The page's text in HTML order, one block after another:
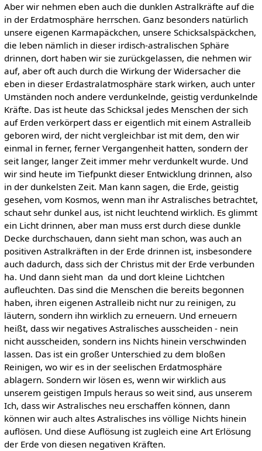
Aber wir nehmen eben auch die dunklen Astralkräfte auf die
in der Erdatmosphäre herrschen. Ganz besonders natürlich
unsere eigenen Karmapäckchen, unsere Schicksalspäckchen,
die leben nämlich in dieser irdisch-astralischen Sphäre
drinnen, dort haben wir sie zurückgelassen, die nehmen wir
auf, aber oft auch durch die Wirkung der Widersacher die
eben in dieser Erdastralatmosphäre stark wirken, auch unter
Umständen noch andere verdunkelnde, geistig verdunkelnde
Kräfte. Das ist heute das Schicksal jedes Menschen der sich
auf Erden verkörpert dass er eigentlich mit einem Astralleib
geboren wird, der nicht vergleichbar ist mit dem, den wir
einmal in ferner, ferner Vergangenheit hatten, sondern der
seit langer, langer Zeit immer mehr verdunkelt wurde. Und
wir sind heute im Tiefpunkt dieser Entwicklung drinnen, also
in der dunkelsten Zeit. Man kann sagen, die Erde, geistig
gesehen, vom Kosmos, wenn man ihr Astralisches betrachtet,
schaut sehr dunkel aus, ist nicht leuchtend wirklich. Es glimmt
ein Licht drinnen, aber man muss erst durch diese dunkle
Decke durchschauen, dann sieht man schon, was auch an
positiven Astralkräften in der Erde drinnen ist, insbesondere
auch dadurch, dass sich der Christus mit der Erde verbunden
ha. Und dann sieht man da und dort kleine Lichtchen
aufleuchten. Das sind die Menschen die bereits begonnen
haben, ihren eigenen Astralleib nicht nur zu reinigen, zu
läutern, sondern ihn wirklich zu erneuern. Und erneuern
heißt, dass wir negatives Astralisches ausscheiden - nein
nicht ausscheiden, sondern ins Nichts hinein verschwinden
lassen. Das ist ein großer Unterschied zu dem bloßen
Reinigen, wo wir es in der seelischen Erdatmosphäre
ablagern. Sondern wir lösen es, wenn wir wirklich aus
unserem geistigen Impuls heraus so weit sind, aus unserem
Ich, dass wir Astralisches neu erschaffen können, dann
können wir auch altes Astralisches ins völlige Nichts hinein
auflösen. Und diese Auflösung ist zugleich eine Art Erlösung
der Erde von diesen negativen Kräften.